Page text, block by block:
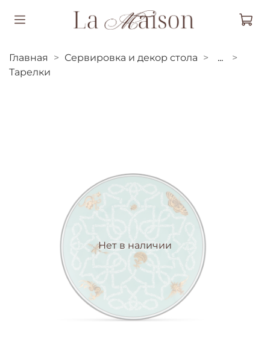
Главная Сервировка и декор стола
...
Тарелки
Нет в наличии